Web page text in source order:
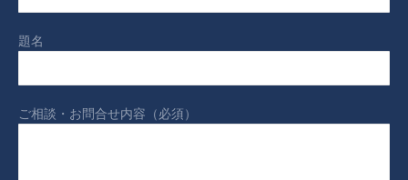
題名
ご相談・お問合せ内容（必須）